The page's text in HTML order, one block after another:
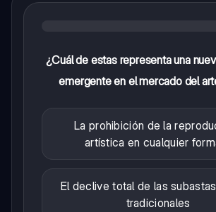
¿Cuál de estas representa una
emergente en el mercado del
La prohibición de la
artística en cualquier
El declive total de las
tradicionales